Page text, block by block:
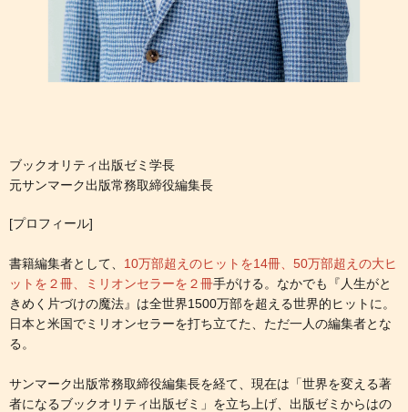
ブックオリティ出版ゼミ学長
元サンマーク出版常務取締役編集長
[プロフィール]
書籍編集者として、 10万部超えのヒットを14冊、50万部超えの大ヒ
ットを２冊、ミリオンセラーを２冊手がける。なかでも『人生がと
きめく片づけの魔法』は全世界1500万部を超える世界的ヒットに。
日本と米国でミリオンセラーを打ち立てた、ただ一人の編集者とな
る。
サンマーク出版常務取締役編集長を経て、現在は「世界を変える著
者になるブックオリティ出版ゼミ」を立ち上げ、出版ゼミからはの